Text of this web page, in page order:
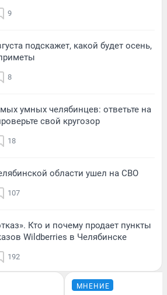
9
подскажет, какой будет осень,
8
умных челябинцев: ответьте на
свой кругозор
18
области ушел на СВО
107
Кто и почему продает пункты
Wildberries в Челябинске
192
МНЕНИЕ